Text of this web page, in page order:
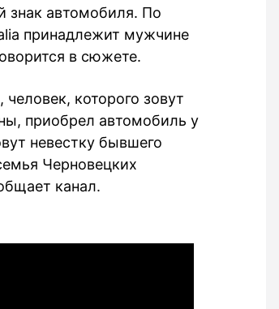
знак автомобиля. По
принадлежит мужчине
в сюжете.
которого зовут
приобрел автомобиль у
невестку бывшего
Черновецких
канал.